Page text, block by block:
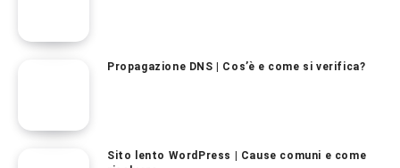
Propagazione DNS | Cos’è e come si verifica?
Sito lento WordPress | Cause comuni e come